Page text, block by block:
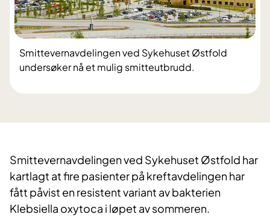
​Smittevernavdelingen ved Sykehuset Østfold
undersøker nå et mulig smitteutbrudd.
Smittevernavdelingen ved Sykehuset Østfold har
kartlagt at fire pasienter på kreftavdelingen har
fått påvist en resistent variant av bakterien
Klebsiella oxytoca i løpet av sommeren.